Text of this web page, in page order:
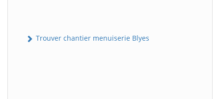
Trouver chantier menuiserie Blyes